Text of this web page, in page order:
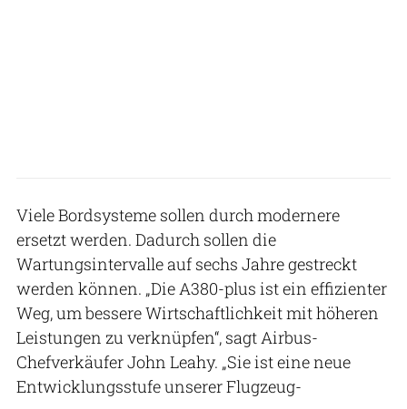
Viele Bordsysteme sollen durch modernere
ersetzt werden. Dadurch sollen die
Wartungsintervalle auf sechs Jahre gestreckt
werden können. „Die A380-plus ist ein effizienter
Weg, um bessere Wirtschaftlichkeit mit höheren
Leistungen zu verknüpfen“, sagt Airbus-
Chefverkäufer John Leahy. „Sie ist eine neue
Entwicklungsstufe unserer Flugzeug-